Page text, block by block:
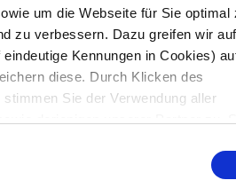
um die Webseite für Sie optimal
zu verbessern. Dazu greifen wir auf
Kennungen in Cookies)
diese. Durch Klicken des
Sie der Verwendung aller
klicken. Ihre Einstellungen
gemeldet und haben keinen